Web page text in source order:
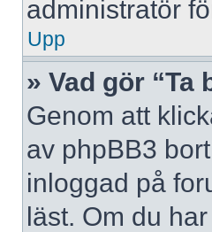
administratör
Upp
» Vad gör
Genom att
av phpBB3
inloggad på
läst. Om du